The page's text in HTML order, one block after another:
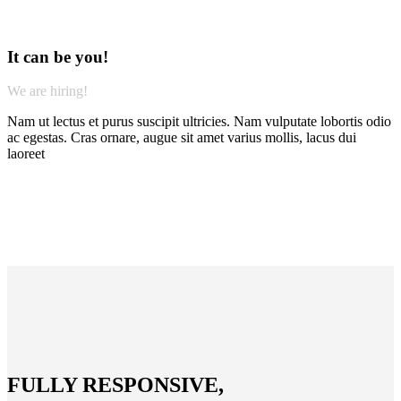
It can be you!
We are hiring!
Nam ut lectus et purus suscipit ultricies. Nam vulputate lobortis odio
ac egestas. Cras ornare, augue sit amet varius mollis, lacus dui
laoreet
FULLY RESPONSIVE,